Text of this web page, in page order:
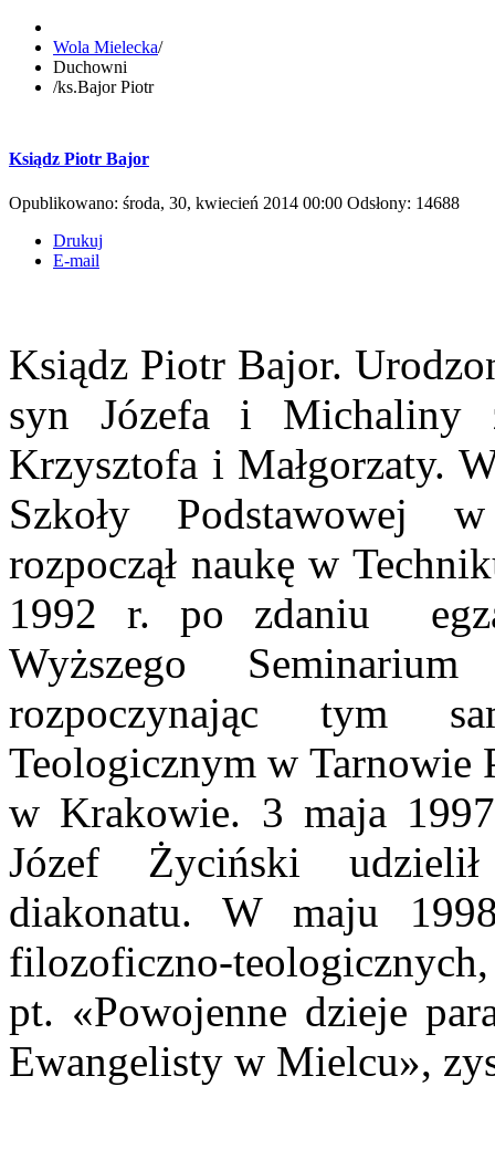
Wola Mielecka/
Duchowni
/ks.Bajor Piotr
Ksiądz Piotr Bajor
Opublikowano: środa, 30, kwiecień 2014 00:00 Odsłony: 14688
Drukuj
E-mail
Ksiądz Piotr Bajor.
syn Józefa i Michaliny
Krzysztofa i Małgorzaty.
Szkoły Podstawowej
rozpoczął naukę w
1992 r. po zdaniu
Wyższego
rozpoczynając tym
Teologicznym w Tarnowie
w Krakowie. 3 maja
Józef Życiński
diakonatu. W maju
filozoficzno-
pt. «Powojenne dzieje
Ewangelisty w Mielcu»,